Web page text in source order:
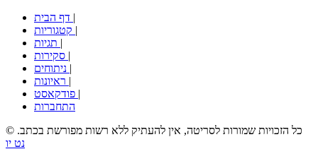
|
|
|
|
|
|
|
התחברות
© כל הזכויות שמורות לסריטה, אין להעתיק ללא רשות מפורשת בכתב.
נט יו